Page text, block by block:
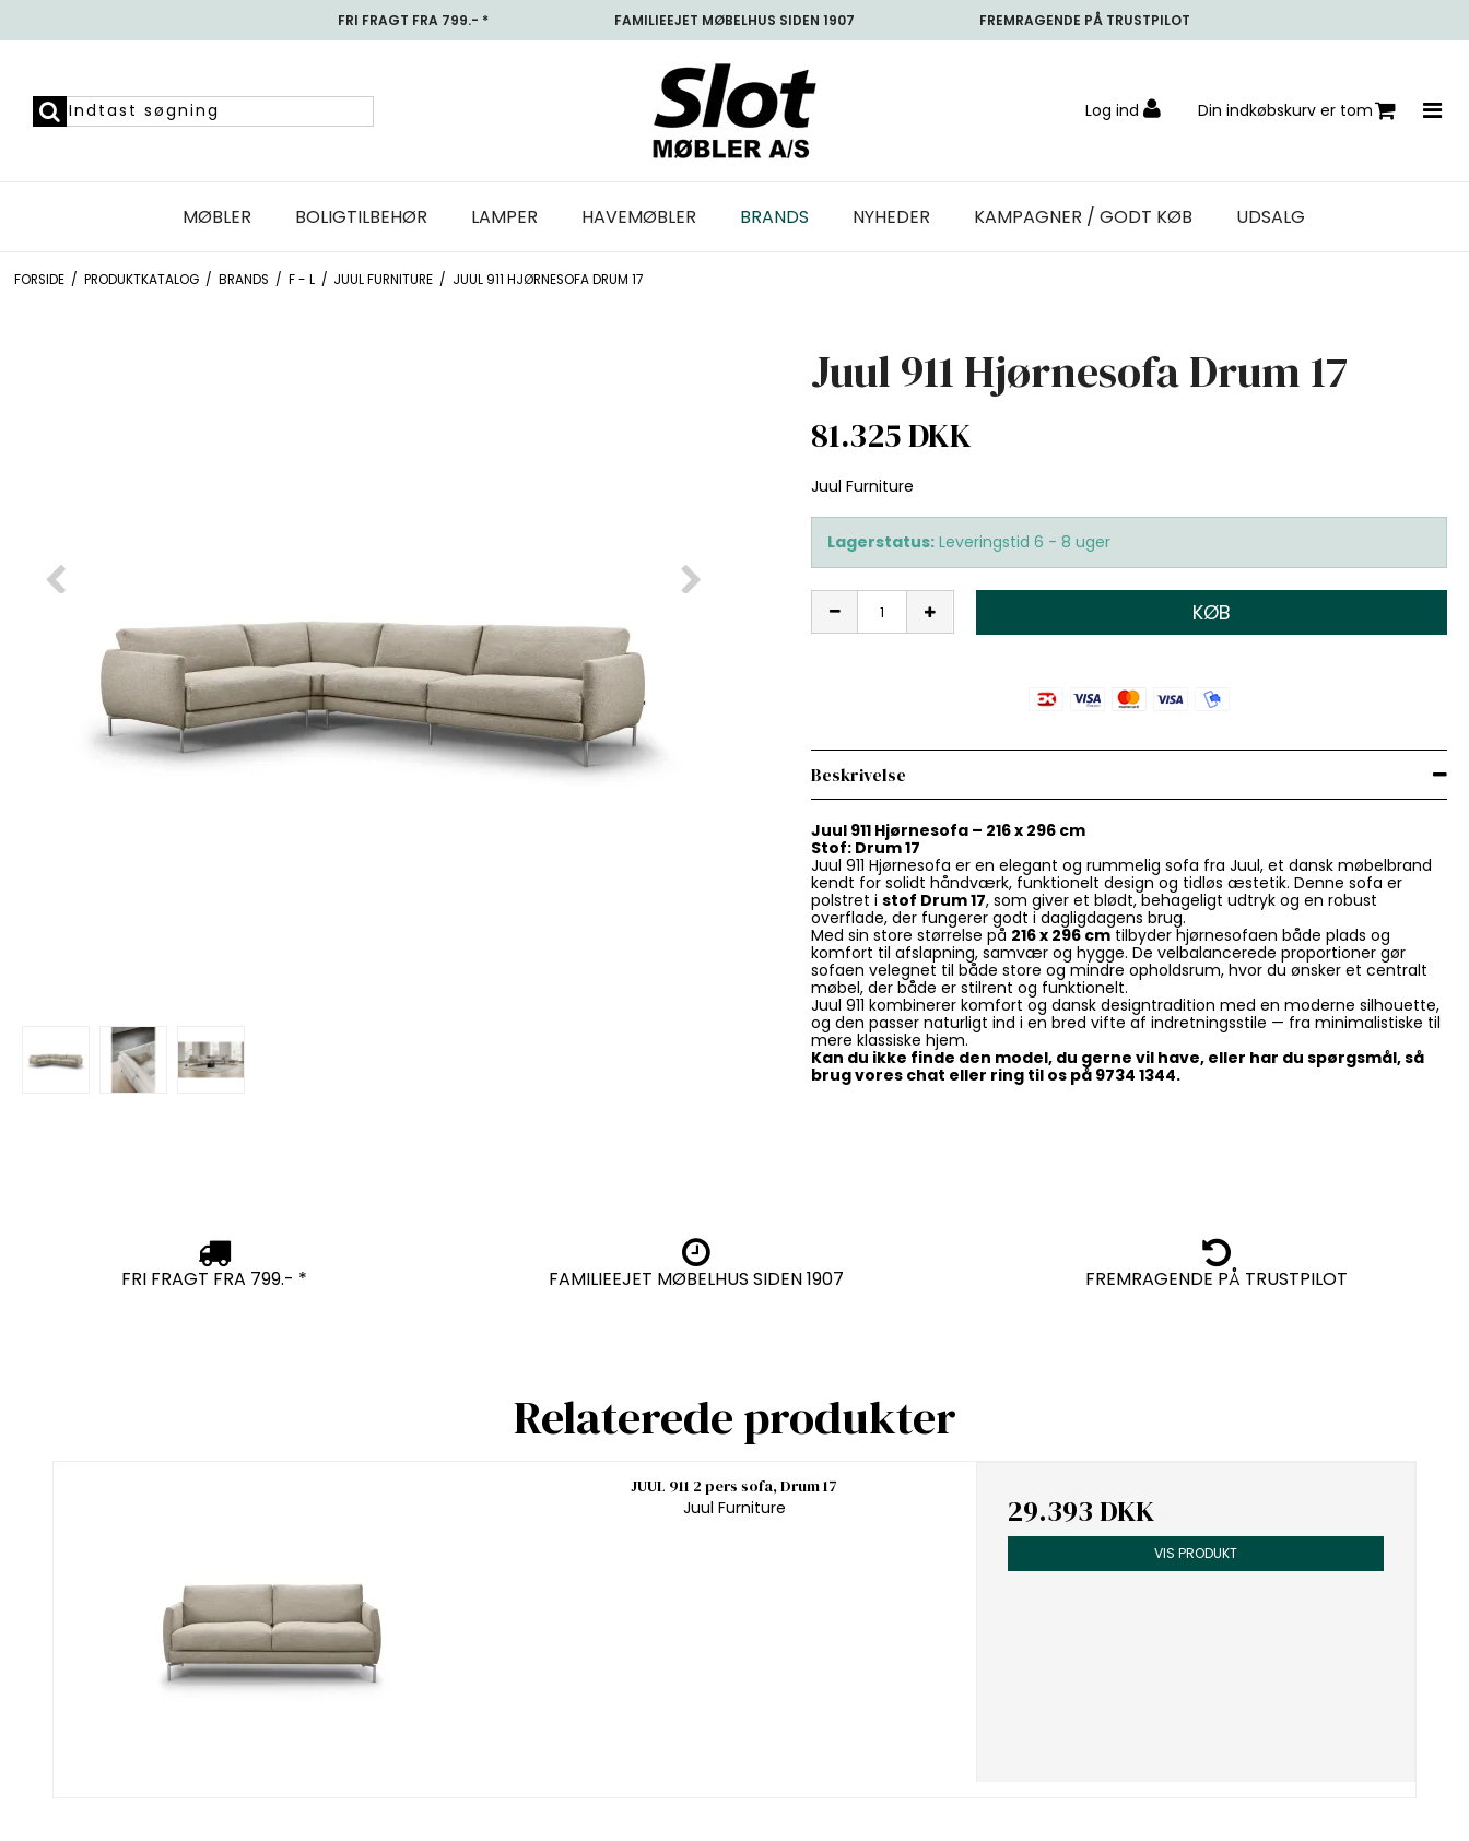
FRI FRAGT FRA 799.- * FAMILIEEJET MØBELHUS SIDEN 1907 FREMRAGENDE PÅ TRUSTPILOT
Log ind Din indkøbskurv er tom
MØBLER BOLIGTILBEHØR LAMPER HAVEMØBLER BRANDS NYHEDER KAMPAGNER / GODT KØB UDSALG
FORSIDE / PRODUKTKATALOG / BRANDS / F - L / JUUL FURNITURE / JUUL 911 HJØRNESOFA DRUM 17
Juul 911 Hjørnesofa Drum 17
81.325 DKK
Juul Furniture
Lagerstatus: Leveringstid 6 - 8 uger
KØB
Beskrivelse
Juul 911 Hjørnesofa – 216 x 296 cm
Stof: Drum 17
Juul 911 Hjørnesofa er en elegant og rummelig sofa fra Juul, et dansk møbelbrand
kendt for solidt håndværk, funktionelt design og tidløs æstetik. Denne sofa er
polstret i stof Drum 17, som giver et blødt, behageligt udtryk og en robust
overflade, der fungerer godt i dagligdagens brug.
Med sin store størrelse på 216 x 296 cmtilbyder hjørnesofaen både plads og
komfort til afslapning, samvær og hygge. De velbalancerede proportioner gør
sofaen velegnet til både store og mindre opholdsrum, hvor du ønsker et centralt
møbel, der både er stilrent og funktionelt.
Juul 911 kombinerer komfort og dansk designtradition med en moderne silhouette,
og den passer naturligt ind i en bred vifte af indretningsstile — fra minimalistiske til
mere klassiske hjem.
Kan du ikke finde den model, du gerne vil have, eller har du spørgsmål, så
brug vores chat eller ring til os på 9734 1344.
FRI FRAGT FRA 799.- * FAMILIEEJET MØBELHUS SIDEN 1907 FREMRAGENDE PÅ TRUSTPILOT
Relaterede produkter
JUUL 911 2 pers sofa, Drum 17
Juul Furniture
29.393 DKK
VIS PRODUKT